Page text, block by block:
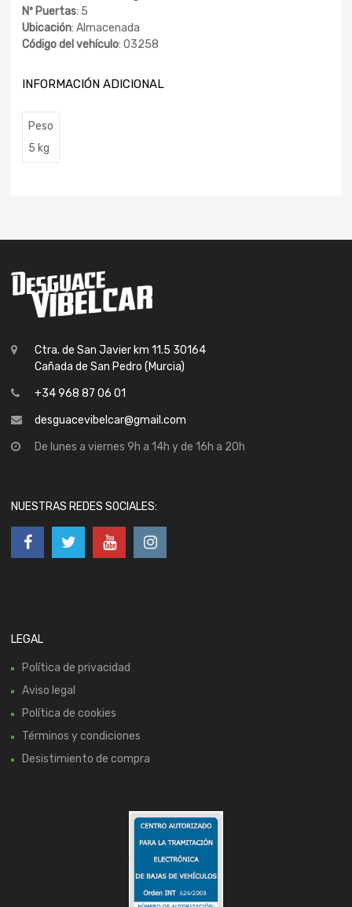
Nº Puertas: 5
Ubicación: Almacenada
Código del vehículo: 03258
INFORMACIÓN ADICIONAL
Peso
5 kg
Ctra. de San Javier km 11.5 30164
Cañada de San Pedro (Murcia)
+34 968 87 06 01
desguacevibelcar@gmail.com
De lunes a viernes 9h a 14h y de 16h a 20h
NUESTRAS REDES SOCIALES:
LEGAL
Política de privacidad
Aviso legal
Política de cookies
Términos y condiciones
Desistimiento de compra